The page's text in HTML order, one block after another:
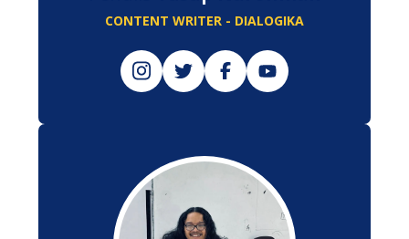
CONTENT WRITER - DIALOGIKA